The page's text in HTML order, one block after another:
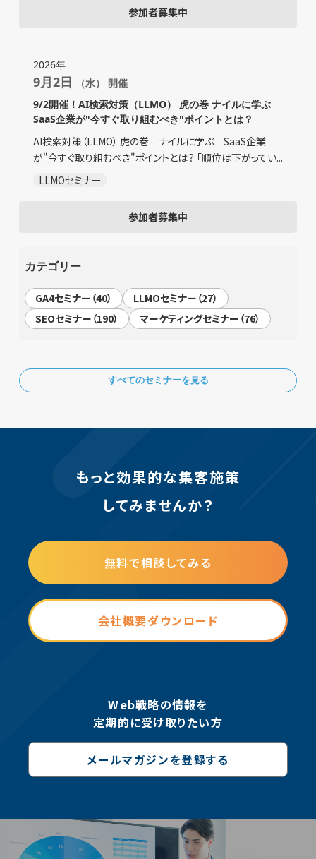
参加者募集中
2026年
9月2日 （水） 開催
9/2開催！AI検索対策（LLMO） 虎の巻 ナイルに学ぶ
SaaS企業が"今すぐ取り組むべき"ポイントとは？
AI検索対策（LLMO） 虎の巻 ナイルに学ぶ SaaS企業
が"今すぐ取り組むべき"ポイントとは？ 「順位は下がってい...
LLMOセミナー
参加者募集中
カテゴリー
GA4セミナー（40）
LLMOセミナー（27）
SEOセミナー（190）
マーケティングセミナー（76）
すべてのセミナーを見る
もっと効果的な集客施策
してみませんか？
無料で相談してみる
会社概要ダウンロード
Web戦略の情報を
定期的に受け取りたい方
メールマガジンを登録する